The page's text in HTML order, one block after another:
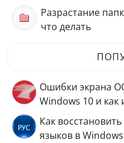
Разрастание
что делать
Ошибки экрана
Windows 10 и как
Как
языков в Windows